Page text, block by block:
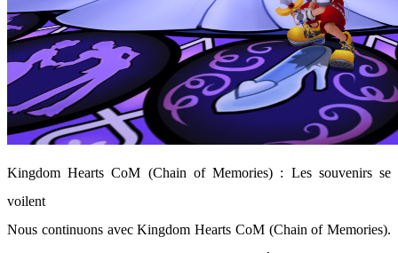
Kingdom Hearts CoM (Chain of Memories) : Les souvenirs se
voilent
Nous continuons avec Kingdom Hearts CoM (Chain of Memories).